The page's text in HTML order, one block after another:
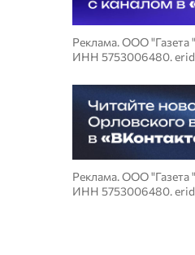
Реклама. ООО "Газета
ИНН 5753006480.
Реклама. ООО "Газета
ИНН 5753006480.